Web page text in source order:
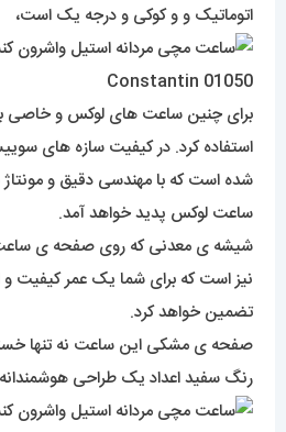
اتوماتیک و و کوکی و درجه یک است،
برای چنین ساعت های لوکس و خاصی
استفاده کرد. در کیفیت سازه های
شده است که با مهندسی دقیق و
ساعت لوکس پدید خواهد آمد.
شیشه ی معدنی که روی صفحه ی
نیز است که برای شما یک عمر کیفیت و
تضمین خواهد کرد.
صفحه ی مشکی این ساعت نه تنها
رنگ سفید اعداد یک طراحی هوشمندانه